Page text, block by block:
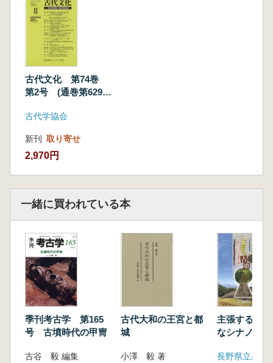
近藤公子:『小右記』註釈(33)長和4年6月14日
藤田富士夫:(私の古代学)(30)杉谷4号墳と日本
海文化シンポジウム
近藤 好和:〈『江家次第』にみる朝廷儀礼の式
次第〉(10)大嘗会(五)
山田 邦和:誉田山古墳の墳丘立ち入り調査
村瀬 陸:富雄丸山古墳出土の蛇行剣・麗龍文盾
形銅鏡について
廣瀬憲雄:浜田久美子著『日本古代の外交と礼
制』
今 正秀:神谷正昌苦「皇位継承と藤原氏 摂政・
関白はなぜ必要だったのか』
樋上 昇:鶴来航介菩『木材がつなぐ弥生社会
木工技術論の再構築』
森本 雅崇:吉野秋二菩「古代の食生活 食べる。
働く。暮らす』
吉藤 真平:米田雄介著『歴代天皇の皇位継承事
情』
中村 聡:磐下徹著『郡司と天皇』
古代文化 第74巻
第2号 (通巻第629
地性集落の再考論
古代学協会
新刊 取り寄せ
2,970円
一緒に買われている本
季刊考古学 第165
号 古墳時代の甲冑
古谷 毅 編集
古代大和の王宮と都
城
小澤 毅 著
主張する古
なシナノの
長野県立歴史